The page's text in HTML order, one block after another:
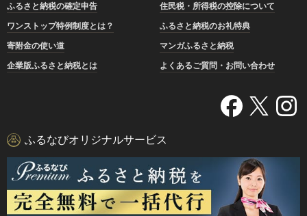
ふるさと納税の確定申告
住民税・所得税の控除について
ワンストップ特例制度とは？
ふるさと納税のお礼特典
寄附金の使い道
マンガふるさと納税
企業版ふるさと納税とは
よくあるご質問・お問い合わせ
ふるなびオリジナルサービス